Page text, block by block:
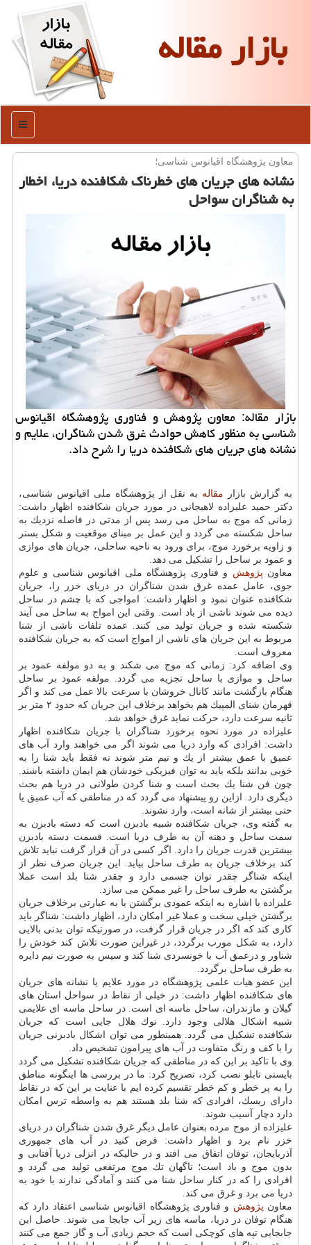
بازار مقاله
منو
معاون پژوهشگاه اقیانوس شناسی؛
نشانه های جریان های خطرناك شكافنده دریا، اخطار
به شناگران سواحل
بازار مقاله: معاون پژوهش و فناوری پژوهشگاه اقیانوس
شناسی به منظور كاهش حوادث غرق شدن شناگران، علایم و
نشانه های جریان های شكافنده دریا را شرح داد.
به گزارش بازار مقاله به نقل از پژوهشگاه ملی اقیانوس شناسی،
دكتر حمید علیزاده لاهیجانی در مورد جریان شكافنده اظهار داشت:
زمانی كه موج به ساحل می رسد پس از مدتی در فاصله نزدیك به
ساحل شكسته می گردد و این عمل بر مبنای موقعیت و شكل بستر
و زاویه برخورد موج، برای ورود به ناحیه ساحلی، جریان های موازی
و عمود بر ساحل را تشكیل می دهد.
معاون پژوهش و فناوری پژوهشگاه ملی اقیانوس شناسی و علوم
جوی، عامل عمده غرق شدن شناگران در دریای خزر را، جریان
شكافنده عنوان نمود و اظهار داشت: امواجی كه با چشم در ساحل
دیده می شوند ناشی از باد است. وقتی این امواج به ساحل می آیند
شكسته شده و جریان تولید می كنند. عمده تلفات ناشی از شنا
مربوط به این جریان های ناشی از امواج است كه به جریان شكافنده
معروف است.
وی اضافه كرد: زمانی كه موج می شكند و به دو مولفه عمود بر
ساحل و موازی با ساحل تجزیه می گردد. مولفه عمود بر ساحل
هنگام بازگشت مانند كانال خروشان با سرعت بالا عمل می كند و اگر
قهرمان شنای المپیك هم بخواهد برخلاف این جریان كه حدود ۲ متر بر
ثانیه سرعت دارد، حركت نماید غرق خواهد شد.
علیزاده در مورد نحوه برخورد شناگران با جریان شكافنده اظهار
داشت: افرادی كه وارد دریا می شوند اگر می خواهند وارد آب های
عمیق با عمق بیشتر از یك و نیم متر شوند نه فقط باید شنا را به
خوبی بدانند بلكه باید به توان فیزیكی خودشان هم ایمان داشته باشند.
چون فن شنا یك بحث است و شنا كردن طولانی در دریا هم بحث
دیگری دارد. ازاین رو پیشنهاد می گردد كه در مناطقی كه آب عمیق یا
حتی بیشتر از شانه است، وارد نشوند.
به گفته وی، جریان شكافنده شبیه بادبزن است كه دسته بادبزن به
سمت ساحل و دهنه آن به طرف دریا است. قسمت دسته بادبزن
بیشترین قدرت جریان را دارد. اگر كسی در آن قرار گرفت نباید تلاش
كند برخلاف جریان به طرف ساحل بیاید. این جریان صرف نظر از
اینكه شناگر چقدر توان جسمی دارد و چقدر شنا بلد است عملا
برگشتن به طرف ساحل را غیر ممكن می سازد.
علیزاده با اشاره به اینكه عمودی برگشتن یا به عبارتی برخلاف جریان
برگشتن خیلی سخت و عملا غیر امكان دارد، اظهار داشت: شناگر باید
كاری كند كه اگر در جریان قرار گرفت، در صورتیكه توان بدنی بالایی
دارد، به شكل مورب برگردد، در غیراین صورت تلاش كند خودش را
شناور و درعمق آب با خونسردی شنا كند و سپس به صورت نیم دایره
به طرف ساحل برگردد.
این عضو هیات علمی پژوهشگاه در مورد علایم یا نشانه های جریان
های شكافنده اظهار داشت: در خیلی از نقاط در سواحل استان های
گیلان و مازندران، ساحل ماسه ای است. در ساحل ماسه ای علایمی
شبیه اشكال هلالی وجود دارد. نوك هلال جایی است كه جریان
شكافنده تشكیل می گردد. همینطور می توان اشكال بادبزنی جریان
را با كف و رنگ متفاوت در آب های پیرامون تشخیص داد.
وی با تاكید بر این كه در مناطقی كه جریان شكافنده تشكیل می گردد
بایستی تابلو نصب كرد، تصریح كرد: ما در بررسی ها اینگونه مناطق
را به پر خطر و كم خطر تقسیم كرده ایم با عنایت بر این كه در نقاط
دارای ریسك، افرادی كه شنا بلد هستند هم به واسطه ترس امكان
دارد دچار آسیب شوند.
علیزاده از موج مرده بعنوان عامل دیگر غرق شدن شناگران در دریای
خزر نام برد و اظهار داشت: فرض كنید در آب های جمهوری
آذربایجان، توفان اتفاق می افتد و در حالیكه در انزلی دریا آفتابی و
بدون موج و باد است؛ ناگهان تك موج مرتفعی تولید می گردد و
افرادی را كه در كنار ساحل شنا می كنند و آمادگی ندارند با خود به
دریا می برد و غرق می كند.
معاون پژوهش و فناوری پژوهشگاه اقیانوس شناسی اعتقاد دارد كه
هنگام توفان در دریا، ماسه های زیر آب جابجا می شوند. حاصل این
جابجایی تپه های كوچكی است كه حجم زیادی آب و گاز جمع می كنند